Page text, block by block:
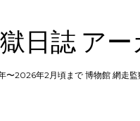
日誌 ア
〜2026年2月頃まで 博物館 網走監